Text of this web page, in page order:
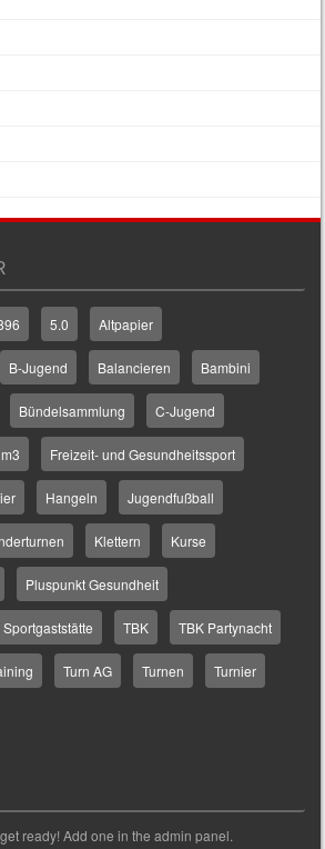
5.0 Altpapier
B-Jugend Balancieren Bambini
Bündelsammlung C-Jugend
Freizeit- und Gesundheitssport
Hangeln Jugendfußball
Klettern Kurse
Pluspunkt Gesundheit
Sportgaststätte TBK TBK Partynacht
Turn AG Turnen Turnier
ready! Add one in the admin panel.